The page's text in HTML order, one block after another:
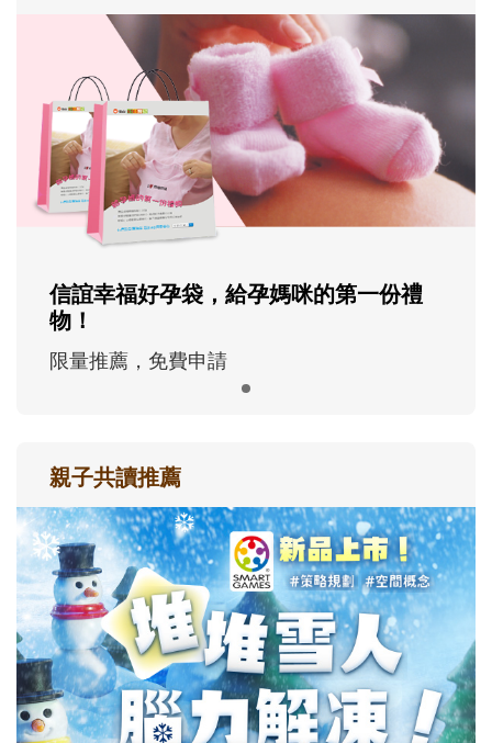
信誼幸福好孕袋，給孕媽咪的第一份禮
物！
限量推薦，免費申請
親子共讀推薦
最新活動